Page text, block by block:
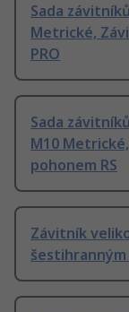
Sada
Metrické,
PRO
Sada
M10
pohonem RS
Závitník
šestihranným